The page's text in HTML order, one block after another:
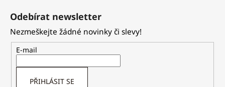
Odebírat newsletter
Nezmeškejte žádné novinky či slevy!
E-mail
PŘIHLÁSIT SE